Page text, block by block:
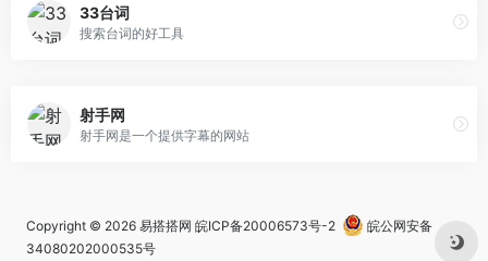
33台词
搜索台词的好工具
射手网
射手网是一个提供字幕的网站
Copyright © 2026 易搭搭网 皖ICP备20006573号-2
皖公网安备
34080202000535号